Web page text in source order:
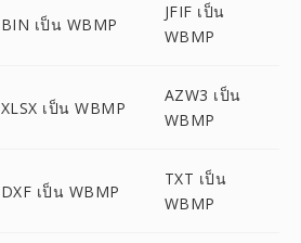
BIN เป็น WBMP
JFIF เป็น
WBMP
XLSX เป็น WBMP
AZW3 เป็น
WBMP
DXF เป็น WBMP
TXT เป็น
WBMP